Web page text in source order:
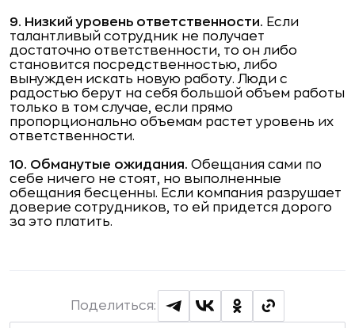
9. Низкий уровень ответственности. Если
талантливый сотрудник не получает
достаточно ответственности, то он либо
становится посредственностью, либо
вынужден искать новую работу. Люди с
радостью берут на себя большой объем работы
только в том случае, если прямо
пропорционально объемам растет уровень их
ответственности.
10. Обманутые ожидания. Обещания сами по
себе ничего не стоят, но выполненные
обещания бесценны. Если компания разрушает
доверие сотрудников, то ей придется дорого
за это платить.
Поделиться: